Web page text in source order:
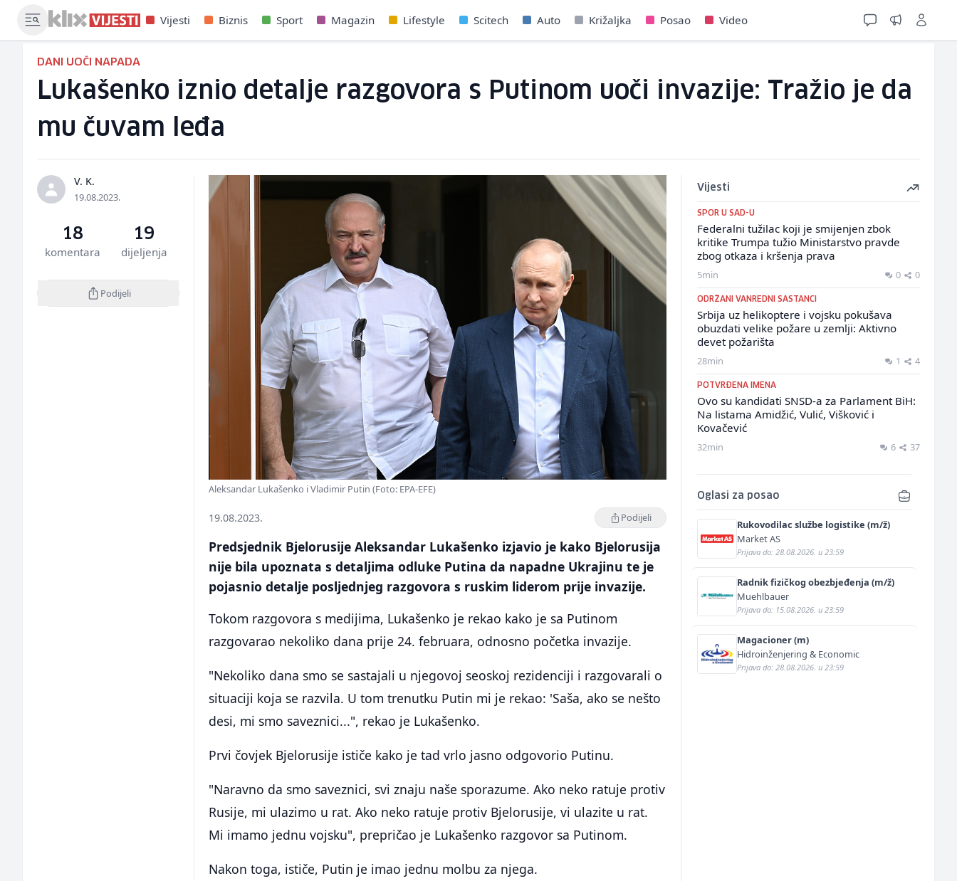
Vijesti Biznis Sport Magazin Lifestyle Scitech Auto Križaljka Posao Video
DANI UOČI NAPADA
Lukašenko iznio detalje razgovora s Putinom uoči invazije: Tražio je da
mu čuvam leđa
V. K.
19.08.2023.
18
komentara
19
dijeljenja
Podijeli
Aleksandar Lukašenko i Vladimir Putin (Foto: EPA-EFE)
19.08.2023. Podijeli
Predsjednik Bjelorusije Aleksandar Lukašenko izjavio je kako Bjelorusija
nije bila upoznata s detaljima odluke Putina da napadne Ukrajinu te je
pojasnio detalje posljednjeg razgovora s ruskim liderom prije invazije.
Tokom razgovora s medijima, Lukašenko je rekao kako je sa Putinom
razgovarao nekoliko dana prije 24. februara, odnosno početka invazije.
"Nekoliko dana smo se sastajali u njegovoj seoskoj rezidenciji i razgovarali o
situaciji koja se razvila. U tom trenutku Putin mi je rekao: 'Saša, ako se nešto
desi, mi smo saveznici...", rekao je Lukašenko.
Prvi čovjek Bjelorusije ističe kako je tad vrlo jasno odgovorio Putinu.
"Naravno da smo saveznici, svi znaju naše sporazume. Ako neko ratuje protiv
Rusije, mi ulazimo u rat. Ako neko ratuje protiv Bjelorusije, vi ulazite u rat.
Mi imamo jednu vojsku", prepričao je Lukašenko razgovor sa Putinom.
Nakon toga, ističe, Putin je imao jednu molbu za njega.
Vijesti
SPOR U SAD-U
Federalni tužilac koji je smijenjen zbok
kritike Trumpa tužio Ministarstvo pravde
zbog otkaza i kršenja prava
5min 0 0
ODRŽANI VANREDNI SASTANCI
Srbija uz helikoptere i vojsku pokušava
obuzdati velike požare u zemlji: Aktivno
devet požarišta
28min 1 4
POTVRĐENA IMENA
Ovo su kandidati SNSD-a za Parlament BiH:
Na listama Amidžić, Vulić, Višković i
Kovačević
32min 6 37
Oglasi za posao
Rukovodilac službe logistike (m/ž)
Market AS
Prijava do: 28.08.2026. u 23:59
Radnik fizičkog obezbjeđenja (m/ž)
Muehlbauer
Prijava do: 15.08.2026. u 23:59
Magacioner (m)
Hidroinženjering & Economic
Prijava do: 28.08.2026. u 23:59